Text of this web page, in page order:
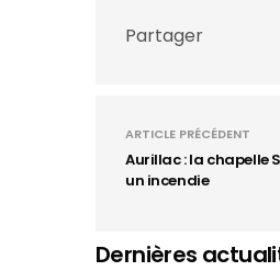
Partager
ARTICLE PRÉCÉDENT
Aurillac : la chapelle
un incendie
Dernières